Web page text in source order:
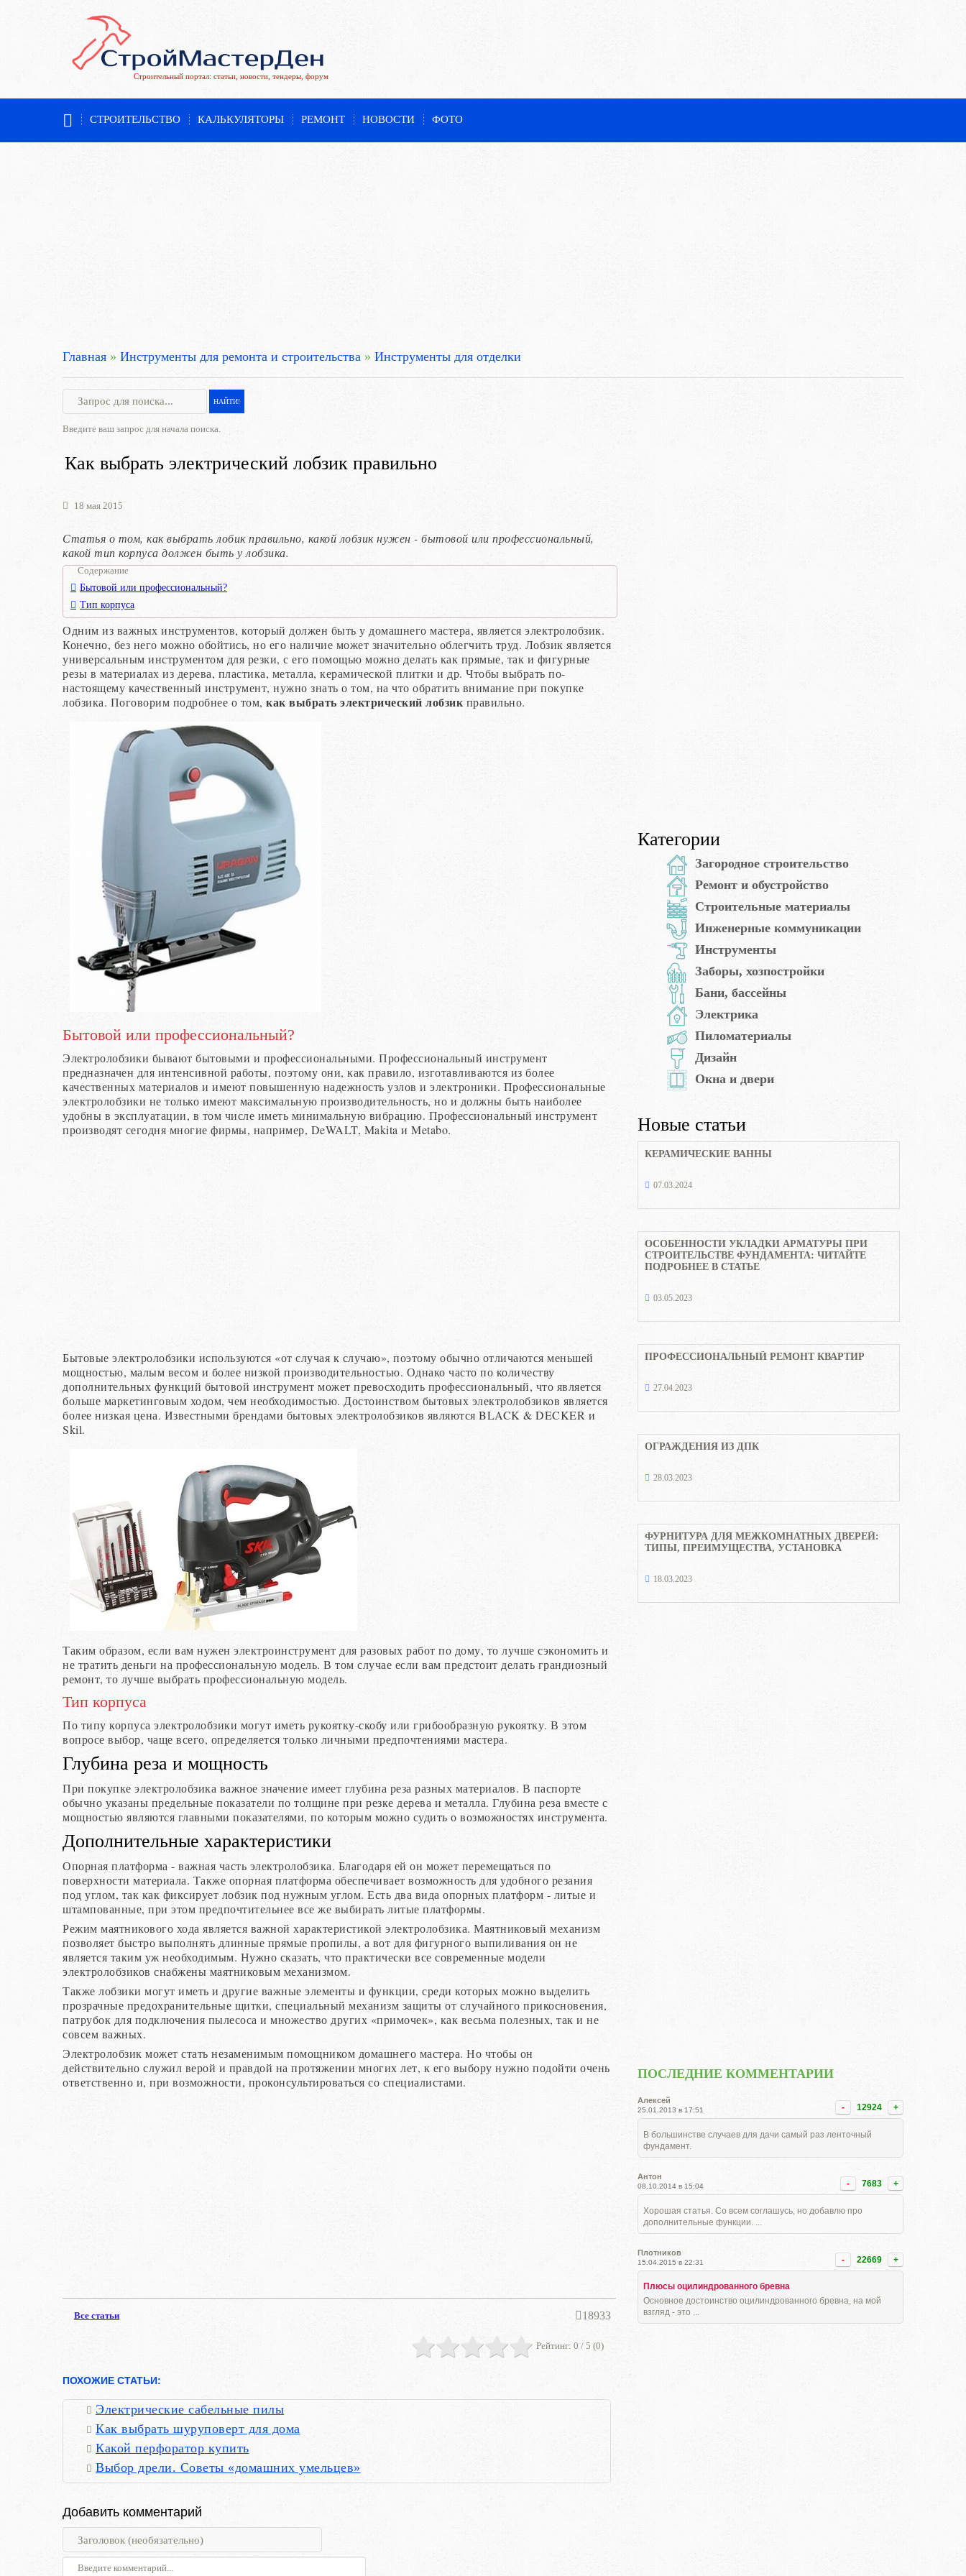
Строительный портал: статьи, новости, тендеры, форум
СТРОИТЕЛЬСТВО КАЛЬКУЛЯТОРЫ РЕМОНТ НОВОСТИ ФОТО
Главная » Инструменты для ремонта и строительства » Инструменты для отделки
Введите ваш запрос для начала поиска.
Как выбрать электрический лобзик правильно
18 мая 2015
Статья о том, как выбрать лобик правильно, какой лобзик нужен - бытовой или профессиональный,
какой тип корпуса должен быть у лобзика.
Содержание
Бытовой или профессиональный?
Тип корпуса
Одним из важных инструментов, который должен быть у домашнего мастера, является электролобзик.
Конечно, без него можно обойтись, но его наличие может значительно облегчить труд. Лобзик является
универсальным инструментом для резки, с его помощью можно делать как прямые, так и фигурные
резы в материалах из дерева, пластика, металла, керамической плитки и др. Чтобы выбрать по-
настоящему качественный инструмент, нужно знать о том, на что обратить внимание при покупке
лобзика. Поговорим подробнее о том, как выбрать электрический лобзик правильно.
Бытовой или профессиональный?
Электролобзики бывают бытовыми и профессиональными. Профессиональный инструмент
предназначен для интенсивной работы, поэтому они, как правило, изготавливаются из более
качественных материалов и имеют повышенную надежность узлов и электроники. Профессиональные
электролобзики не только имеют максимальную производительность, но и должны быть наиболее
удобны в эксплуатации, в том числе иметь минимальную вибрацию. Профессиональный инструмент
производят сегодня многие фирмы, например, DeWALT, Makita и Metabo.
Бытовые электролобзики используются «от случая к случаю», поэтому обычно отличаются меньшей
мощностью, малым весом и более низкой производительностью. Однако часто по количеству
дополнительных функций бытовой инструмент может превосходить профессиональный, что является
больше маркетинговым ходом, чем необходимостью. Достоинством бытовых электролобзиков является
более низкая цена. Известными брендами бытовых электролобзиков являются BLACK & DECKER и
Skil.
Таким образом, если вам нужен электроинструмент для разовых работ по дому, то лучше сэкономить и
не тратить деньги на профессиональную модель. В том случае если вам предстоит делать грандиозный
ремонт, то лучше выбрать профессиональную модель.
Тип корпуса
По типу корпуса электролобзики могут иметь рукоятку-скобу или грибообразную рукоятку. В этом
вопросе выбор, чаще всего, определяется только личными предпочтениями мастера.
Глубина реза и мощность
При покупке электролобзика важное значение имеет глубина реза разных материалов. В паспорте
обычно указаны предельные показатели по толщине при резке дерева и металла. Глубина реза вместе с
мощностью являются главными показателями, по которым можно судить о возможностях инструмента.
Дополнительные характеристики
Опорная платформа - важная часть электролобзика. Благодаря ей он может перемещаться по
поверхности материала. Также опорная платформа обеспечивает возможность для удобного резания
под углом, так как фиксирует лобзик под нужным углом. Есть два вида опорных платформ - литые и
штампованные, при этом предпочтительнее все же выбирать литые платформы.
Режим маятникового хода является важной характеристикой электролобзика. Маятниковый механизм
позволяет быстро выполнять длинные прямые пропилы, а вот для фигурного выпиливания он не
является таким уж необходимым. Нужно сказать, что практически все современные модели
электролобзиков снабжены маятниковым механизмом.
Также лобзики могут иметь и другие важные элементы и функции, среди которых можно выделить
прозрачные предохранительные щитки, специальный механизм защиты от случайного прикосновения,
патрубок для подключения пылесоса и множество других «примочек», как весьма полезных, так и не
совсем важных.
Электролобзик может стать незаменимым помощником домашнего мастера. Но чтобы он
действительно служил верой и правдой на протяжении многих лет, к его выбору нужно подойти очень
ответственно и, при возможности, проконсультироваться со специалистами.
Все статьи 18933
Рейтинг: 0 / 5 (0)
ПОХОЖИЕ СТАТЬИ:
Электрические сабельные пилы
Как выбрать шуруповерт для дома
Какой перфоратор купить
Выбор дрели. Советы «домашних умельцев»
Добавить комментарий
Категории
Загородное строительство
Ремонт и обустройство
Строительные материалы
Инженерные коммуникации
Инструменты
Заборы, хозпостройки
Бани, бассейны
Электрика
Пиломатериалы
Дизайн
Окна и двери
Новые статьи
КЕРАМИЧЕСКИЕ ВАННЫ
07.03.2024
ОСОБЕННОСТИ УКЛАДКИ АРМАТУРЫ ПРИ
СТРОИТЕЛЬСТВЕ ФУНДАМЕНТА: ЧИТАЙТЕ
ПОДРОБНЕЕ В СТАТЬЕ
03.05.2023
ПРОФЕССИОНАЛЬНЫЙ РЕМОНТ КВАРТИР
27.04.2023
ОГРАЖДЕНИЯ ИЗ ДПК
28.03.2023
ФУРНИТУРА ДЛЯ МЕЖКОМНАТНЫХ ДВЕРЕЙ:
ТИПЫ, ПРЕИМУЩЕСТВА, УСТАНОВКА
18.03.2023
ПОСЛЕДНИЕ КОММЕНТАРИИ
- 12924 +
Алексей
25.01.2013 в 17:51
В большинстве случаев для дачи самый раз ленточный
фундамент.
- 7683 +
Антон
08.10.2014 в 15:04
Хорошая статья. Со всем соглашусь, но добавлю про
дополнительные функции. ...
- 22669 +
Плотников
15.04.2015 в 22:31
Плюсы оцилиндрованного бревна
Основное достоинство оцилиндрованного бревна, на мой
взгляд - это ...